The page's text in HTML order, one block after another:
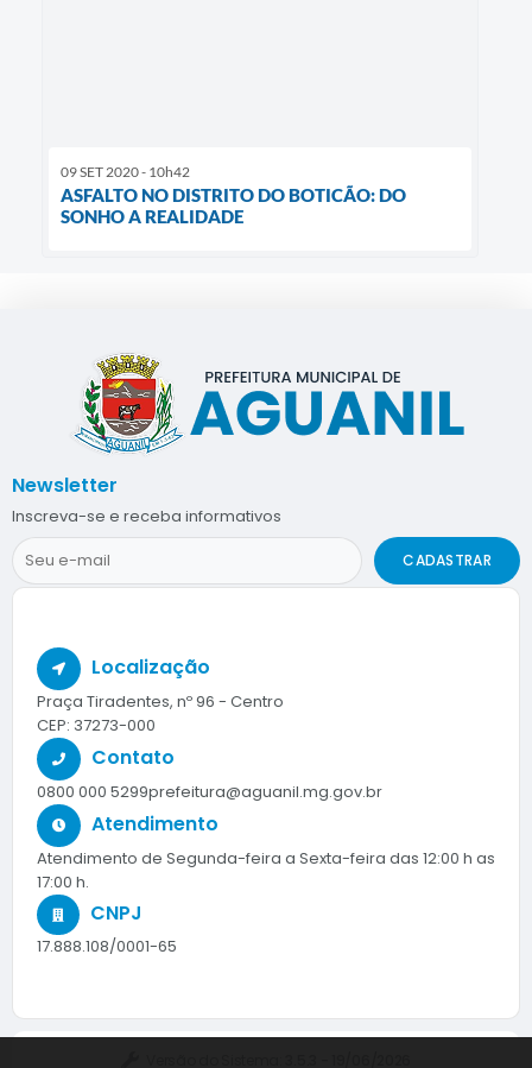
09 SET 2020 - 10h42
ASFALTO NO DISTRITO DO BOTICÃO: DO
SONHO A REALIDADE
Localização
Praça Tiradentes, nº 96 - Centro
CEP: 37273-000
Contato
0800 000 5299prefeitura@aguanil.mg.gov.br
Atendimento
Atendimento de Segunda-feira a Sexta-feira das 12:00 h as
17:00 h.
CNPJ
17.888.108/0001-65
Newsletter
Inscreva-se e receba informativos
CADASTRAR